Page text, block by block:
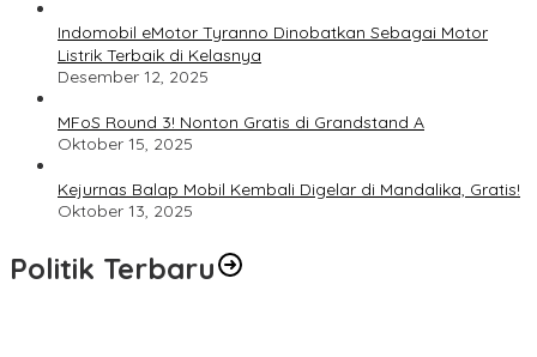
Indomobil eMotor Tyranno Dinobatkan Sebagai Motor
Listrik Terbaik di Kelasnya
Desember 12, 2025
MFoS Round 3! Nonton Gratis di Grandstand A
Oktober 15, 2025
Kejurnas Balap Mobil Kembali Digelar di Mandalika, Gratis!
Oktober 13, 2025
Politik Terbaru